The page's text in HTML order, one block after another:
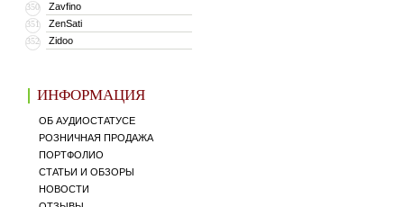
350 Zavfino
351 ZenSati
352 Zidoo
ИНФОРМАЦИЯ
ОБ АУДИОСТАТУСЕ
РОЗНИЧНАЯ ПРОДАЖА
ПОРТФОЛИО
СТАТЬИ И ОБЗОРЫ
НОВОСТИ